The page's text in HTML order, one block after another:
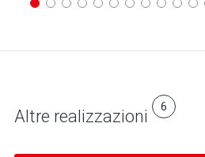
Altre realizzazioni 6